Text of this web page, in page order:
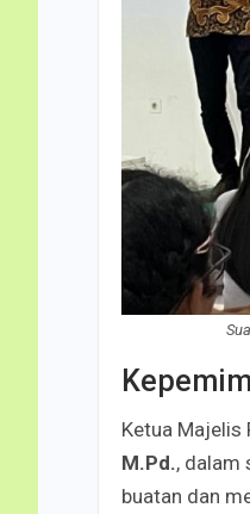
Ketua Majelis
M.Pd., dalam
buatan dan